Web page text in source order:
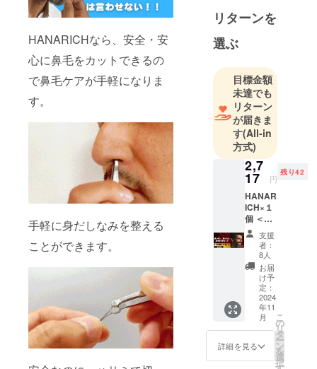
HANARICHなら、安全・安
心に鼻毛をカットできるの
で鼻毛ケアが手軽になりま
す。
手軽に身だしなみを整える
ことができます。
行っていま
す。
運動習慣を
提供し、健
康的な生活
の提供をコ
ンセプトに
事業を行っ
ています。
リターンを
選ぶ
目標金額
未達でも
リターン
が届きま
す(All-in
方式)
2,7
17 円
残り42
HANAR
ICH×１
個 ＜保
証につ
いて＞
万が一
商品が
破損・
汚損し
ていた
場合
は、返
品・交
換をさ
せてい
ただき
支援
者：
8人
お届
け予
定：
2024
年11
月
詳細を見る
こ
の
リ
タ
ー
ン
を
選
択